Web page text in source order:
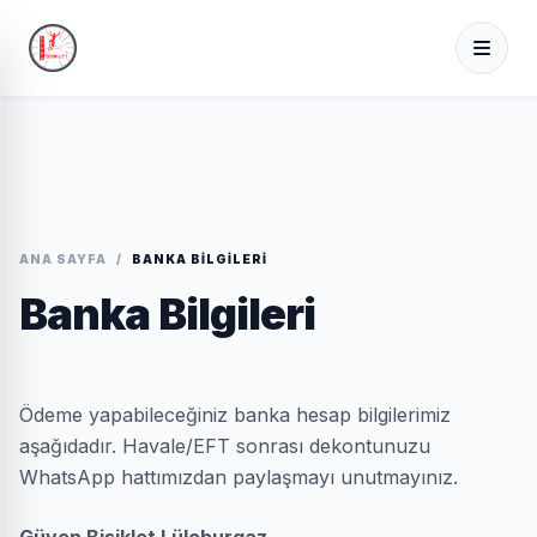
ANA SAYFA / BANKA BILGILERI
Banka Bilgileri
Ödeme yapabileceğiniz banka hesap bilgilerimiz
aşağıdadır. Havale/EFT sonrası dekontunuzu
WhatsApp hattımızdan paylaşmayı unutmayınız.